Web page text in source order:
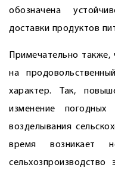
обозначена
доставки продуктов
Примечательно
на
характер. Так,
изменение
возделывания
время возникает
сельхозпроизводство